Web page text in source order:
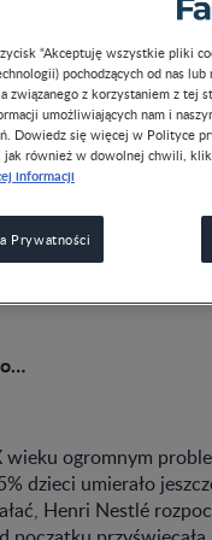
zapewnić swojemu
pierwsze
lat towarzyszy
działa dziś w
ogromnym
dzieci umierało
Henri Nestlé
“Akceptuję wszystkie pliki
pochodzących od nas
związanego z korzystaniem z tej
umożliwiających nam i
Dowiedz się więcej w Polityce
również w dowolnej chwili,
informacji
Prywatności